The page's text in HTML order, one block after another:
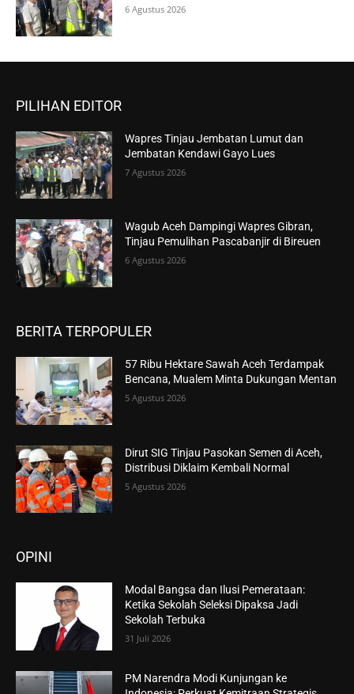
6 Agustus 2026
PILIHAN EDITOR
Wapres Tinjau Jembatan Lumut dan
Jembatan Kendawi Gayo Lues
7 Agustus 2026
Wagub Aceh Dampingi Wapres Gibran,
Tinjau Pemulihan Pascabanjir di Bireuen
6 Agustus 2026
BERITA TERPOPULER
57 Ribu Hektare Sawah Aceh Terdampak
Bencana, Mualem Minta Dukungan Mentan
5 Agustus 2026
Dirut SIG Tinjau Pasokan Semen di Aceh,
Distribusi Diklaim Kembali Normal
5 Agustus 2026
OPINI
Modal Bangsa dan Ilusi Pemerataan:
Ketika Sekolah Seleksi Dipaksa Jadi
Sekolah Terbuka
31 Juli 2026
PM Narendra Modi Kunjungan ke